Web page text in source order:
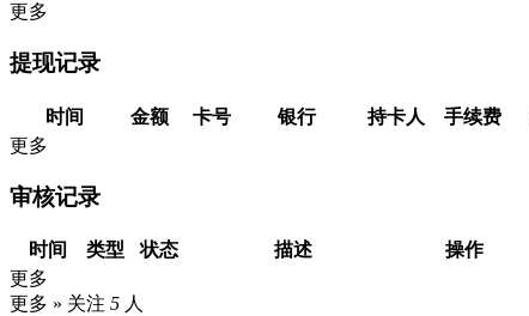
更多
提现记录
时间 金额 卡号 银行 持卡人 手续费
更多
审核记录
时间 类型 状态 描述
操作
更多
更多 » 关注 5 人